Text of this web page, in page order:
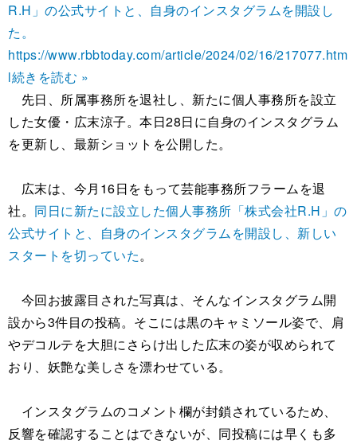
R.H」の公式サイトと、自身のインスタグラムを開設し
た。
https://www.rbbtoday.com/article/2024/02/16/217077.htm
l続きを読む »
先日、所属事務所を退社し、新たに個人事務所を設立
した女優・広末涼子。本日28日に自身のインスタグラム
を更新し、最新ショットを公開した。
広末は、今月16日をもって芸能事務所フラームを退
社。 同日に新たに設立した個人事務所「株式会社R.H」の
公式サイトと、自身のインスタグラムを開設し、新しい
スタートを切っていた。
今回お披露目された写真は、そんなインスタグラム開
設から3件目の投稿。そこには黒のキャミソール姿で、肩
やデコルテを大胆にさらけ出した広末の姿が収められて
おり、妖艶な美しさを漂わせている。
インスタグラムのコメント欄が封鎖されているため、
反響を確認することはできないが、同投稿には早くも多